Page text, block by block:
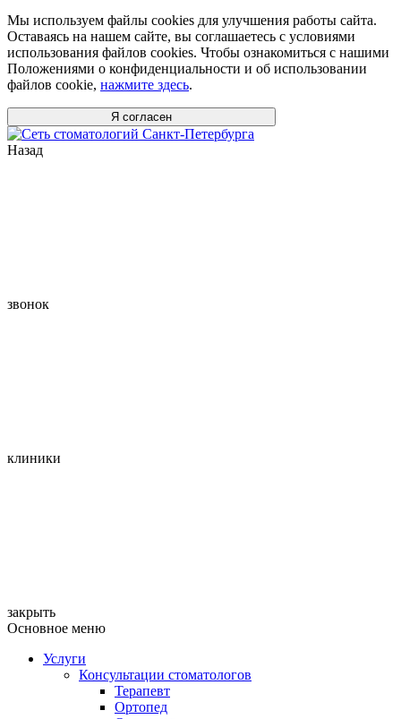
Мы используем файлы cookies для улучшения работы сайта.
Оставаясь на нашем сайте, вы соглашаетесь с условиями
использования файлов cookies. Чтобы ознакомиться с нашими
Положениями о конфиденциальности и об использовании
файлов cookie, нажмите здесь.
Я согласен
Назад
звонок
клиники
закрыть
Основное меню
Услуги
Консультации стоматологов
Терапевт
Ортопед